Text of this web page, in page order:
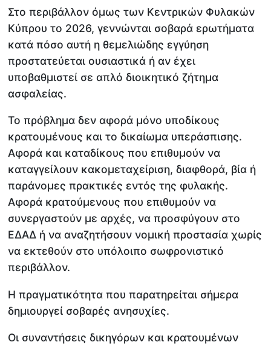
Στο περιβάλλον όμως των Κεντρικών Φυλακών
Κύπρου το 2026, γεννώνται σοβαρά ερωτήματα
κατά πόσο αυτή η θεμελιώδης εγγύηση
προστατεύεται ουσιαστικά ή αν έχει
υποβαθμιστεί σε απλό διοικητικό ζήτημα
ασφαλείας.
Το πρόβλημα δεν αφορά μόνο υποδίκους
κρατουμένους και το δικαίωμα υπεράσπισης.
Αφορά και καταδίκους που επιθυμούν να
καταγγείλουν κακομεταχείριση, διαφθορά, βία ή
παράνομες πρακτικές εντός της φυλακής.
Αφορά κρατούμενους που επιθυμούν να
συνεργαστούν με αρχές, να προσφύγουν στο
ΕΔΑΔ ή να αναζητήσουν νομική προστασία χωρίς
να εκτεθούν στο υπόλοιπο σωφρονιστικό
περιβάλλον.
Η πραγματικότητα που παρατηρείται σήμερα
δημιουργεί σοβαρές ανησυχίες.
Οι συναντήσεις δικηγόρων και κρατουμένων